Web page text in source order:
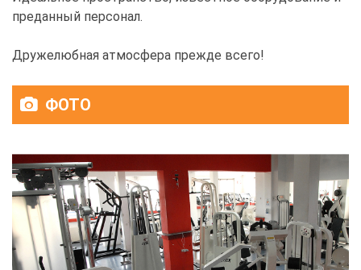
преданный персонал.
Дружелюбная атмосфера прежде всего!
ФОТО